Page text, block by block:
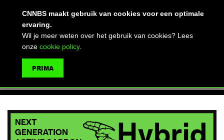
CNNBS maakt gebruik van cookies voor een optimale
ervaring.
Wil je meer weten over het gebruik van cookies? Lees
onze cookie policy.
PRIMA